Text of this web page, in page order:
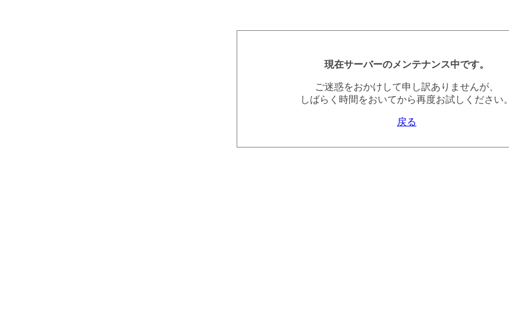
現在サーバーのメンテナンス中です。
ご迷惑をおかけして申し訳ありませんが、
しばらく時間をおいてから再度お試しください。
戻る